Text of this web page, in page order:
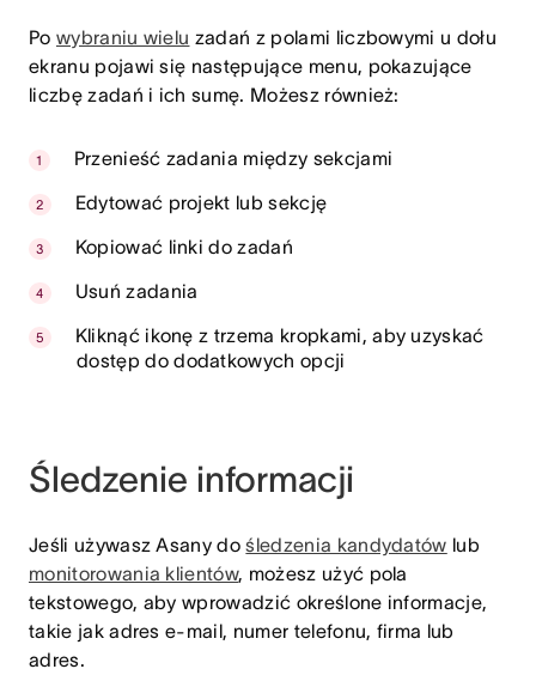
Po wybraniu wielu zadań z polami liczbowymi u dołu
ekranu pojawi się następujące menu, pokazujące
liczbę zadań i ich sumę. Możesz również:
Przenieść zadania między sekcjami
Edytować projekt lub sekcję
Kopiować linki do zadań
Usuń zadania
Kliknąć ikonę z trzema kropkami, aby uzyskać
dostęp do dodatkowych opcji
Śledzenie informacji
Jeśli używasz Asany dośledzenia kandydatów lub
monitorowania klientów, możesz użyć pola
tekstowego, aby wprowadzić określone informacje,
takie jak adres e-mail, numer telefonu, firma lub
adres.